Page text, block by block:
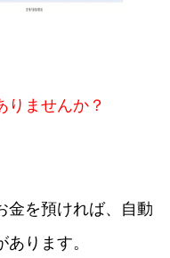
りませんか？
金を預ければ、自動
ります。